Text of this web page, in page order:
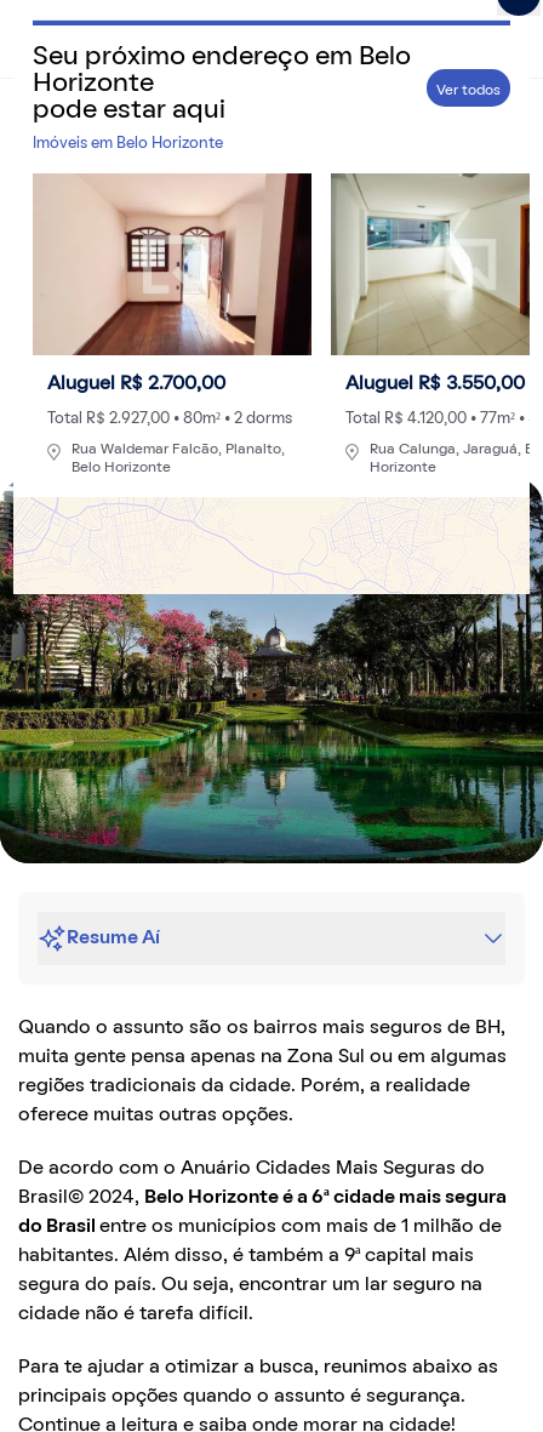
QuintoAndar Guias - Inspiração e tudo o que você
Home> Cidades
13 bairros mais seguros de BH: veja onde
morar na capital mineira
Belo Horizonte é a 9ª capital mais segura do Brasil para
morar, o que torna a escolha do bairro ainda mais
estratégica para quem busca qualidade de vida. Saiba
mais a seguir!
PorRedação- 24/11/2022 às 12:19
Atualizado: 24/11/2025 às 22:20
Resume Aí
Quando o assunto são os bairros mais seguros de BH,
muita gente pensa apenas na Zona Sul ou em algumas
regiões tradicionais da cidade. Porém, a realidade
oferece muitas outras opções.
De acordo com o Anuário Cidades Mais Seguras do
Brasil© 2024, Belo Horizonte é a 6ª cidade mais segura
do Brasil entre os municípios com mais de 1 milhão de
habitantes. Além disso, é também a 9ª capital mais
segura do país. Ou seja, encontrar um lar seguro na
cidade não é tarefa difícil.
Para te ajudar a otimizar a busca, reunimos abaixo as
principais opções quando o assunto é segurança.
Continue a leitura e saiba onde morar na cidade!
Seu próximo endereço em Belo
Horizonte
pode estar aqui
Imóveis em Belo Horizonte
Ver todos
Aluguel R$ 2.700,00
Total R$ 2.927,00 • 80m² • 2 dorms
Rua Waldemar Falcão, Planalto,
Belo Horizonte
Aluguel R$ 3.550,00
Total R$ 4.120,00 • 77m² •
Rua Calunga, Jaraguá,
Horizonte